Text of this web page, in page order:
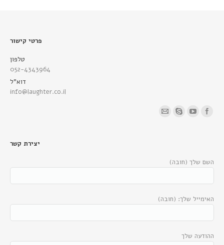
פרטי קישור
טלפון
052-4343964
דוא"ל
info@laughter.co.il
יצירת קשר
השם שלך (חובה)
האימייל שלך: (חובה)
ההודעה שלך